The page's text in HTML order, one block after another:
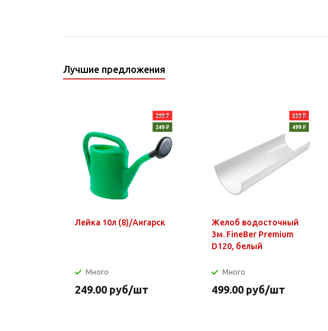
Лучшие предложения
Лейка 10л (8)/Ангарск
Много
249.00 руб/шт
Желоб водосточный
3м. FineBer Premium
D120, белый
Много
499.00 руб/шт